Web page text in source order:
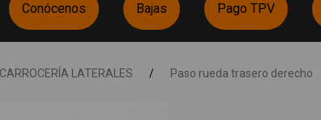
Conócenos Bajas Pago TPV
CARROCERÍA LATERALES / Paso rueda trasero derecho